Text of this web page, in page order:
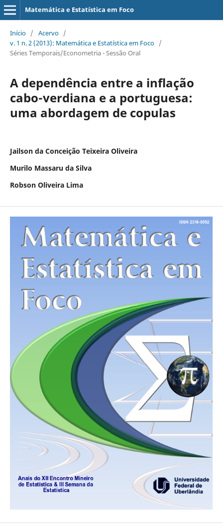
Matemática e Estatística em Foco
Início / Acervo /
v. 1 n. 2 (2013): Matemática e Estatística em Foco /
Séries Temporais/Econometria - Sessão Oral
A dependência entre a inflação
cabo-verdiana e a portuguesa:
uma abordagem de copulas
Jailson da Conceição Teixeira Oliveira
Murilo Massaru da Silva
Robson Oliveira Lima